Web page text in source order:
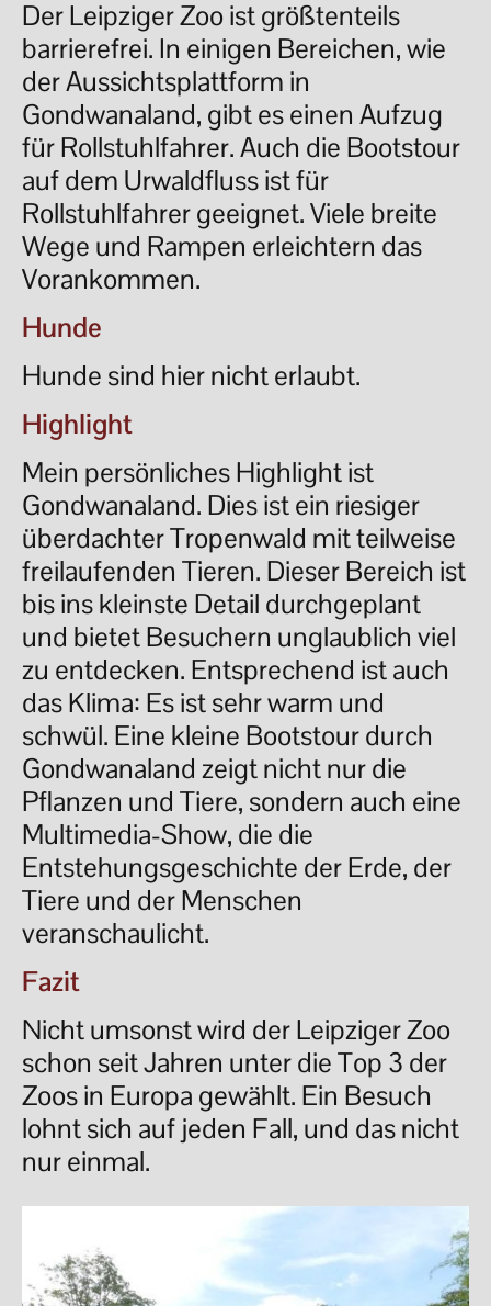
Der Leipziger Zoo ist größtenteils
barrierefrei. In einigen Bereichen, wie
der Aussichtsplattform in
Gondwanaland, gibt es einen Aufzug
für Rollstuhlfahrer. Auch die Bootstour
auf dem Urwaldfluss ist für
Rollstuhlfahrer geeignet. Viele breite
Wege und Rampen erleichtern das
Vorankommen.
Hunde
Hunde sind hier nicht erlaubt.
Highlight
Mein persönliches Highlight ist
Gondwanaland. Dies ist ein riesiger
überdachter Tropenwald mit teilweise
freilaufenden Tieren. Dieser Bereich ist
bis ins kleinste Detail durchgeplant
und bietet Besuchern unglaublich viel
zu entdecken. Entsprechend ist auch
das Klima: Es ist sehr warm und
schwül. Eine kleine Bootstour durch
Gondwanaland zeigt nicht nur die
Pflanzen und Tiere, sondern auch eine
Multimedia-Show, die die
Entstehungsgeschichte der Erde, der
Tiere und der Menschen
veranschaulicht.
Fazit
Nicht umsonst wird der Leipziger Zoo
schon seit Jahren unter die Top 3 der
Zoos in Europa gewählt. Ein Besuch
lohnt sich auf jeden Fall, und das nicht
nur einmal.